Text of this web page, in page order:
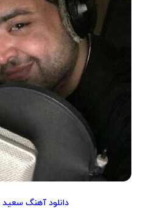
دانلود آهنگ